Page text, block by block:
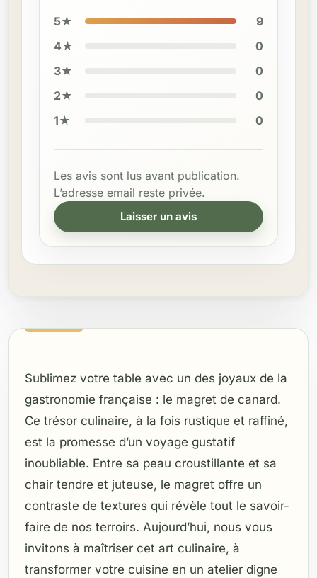
5★
9
4★
0
3★
0
2★
0
1★
0
Les avis sont lus avant publication.
L’adresse email reste privée.
Laisser un avis
Sublimez votre table avec un des joyaux de la
gastronomie française : le magret de canard.
Ce trésor culinaire, à la fois rustique et raffiné,
est la promesse d’un voyage gustatif
inoubliable. Entre sa peau croustillante et sa
chair tendre et juteuse, le magret offre un
contraste de textures qui révèle tout le savoir-
faire de nos terroirs. Aujourd’hui, nous vous
invitons à maîtriser cet art culinaire, à
transformer votre cuisine en un atelier digne